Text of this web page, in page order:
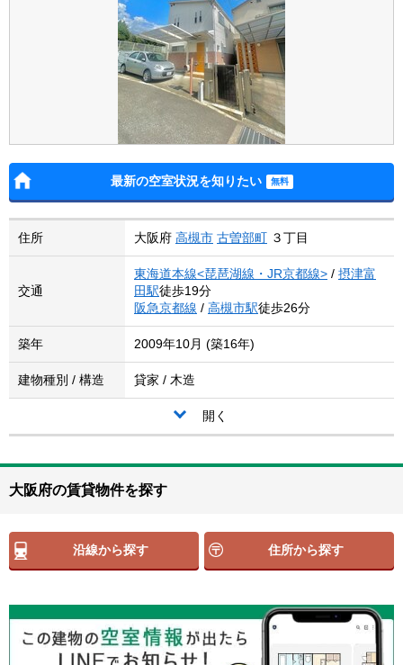
最新の空室状況を知りたい
住所 大阪府 高槻市 古曽部町 ３丁目
交通
東海道本線<琵琶湖線・JR京都線> / 摂津富
田駅徒歩19分
阪急京都線 / 高槻市駅徒歩26分
築年 2009年10月 (築16年)
建物種別 / 構造 貸家 / 木造
開く
大阪府の賃貸物件を探す
沿線から探す 住所から探す